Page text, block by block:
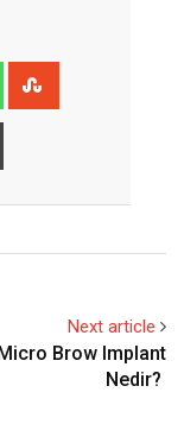
Whatsapp
Next article
Brow Implant
Nedir?